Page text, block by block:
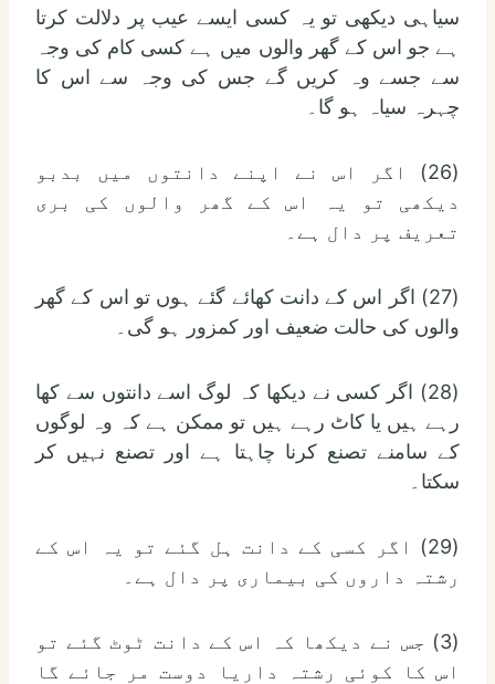
سیاہی دیکھی تو یہ کسی ایسے عیب پر دلالت کرتا
ہے جو اس کے گھر والوں میں ہے کسی کام کی وجہ
سے جسے وہ کریں گے جس کی وجہ سے اس کا
چہرہ سیاہ ہو گا۔
(26) اگر اس نے اپنے دانتوں میں بدبو
دیکھی تو یہ اس کے گھر والوں کی بری
تعریف پر دال ہے۔
(27) اگر اس کے دانت کھائے گئے ہوں تو اس کے گھر
والوں کی حالت ضعیف اور کمزور ہو گی۔
(28) اگر کسی نے دیکھا کہ لوگ اسے دانتوں سے کھا
رہے ہیں یا کاٹ رہے ہیں تو ممکن ہے کہ وہ لوگوں
کے سامنے تصنع کرنا چاہتا ہے اور تصنع نہیں کر
سکتا۔
(29) اگر کسی کے دانت ہل گئے تو یہ اس کے
رشتہ داروں کی بیماری پر دال ہے۔
(3) جس نے دیکھا کہ اس کے دانت ٹوٹ گئے تو
اس کا کوئی رشتہ داریا دوست مر جائے گا